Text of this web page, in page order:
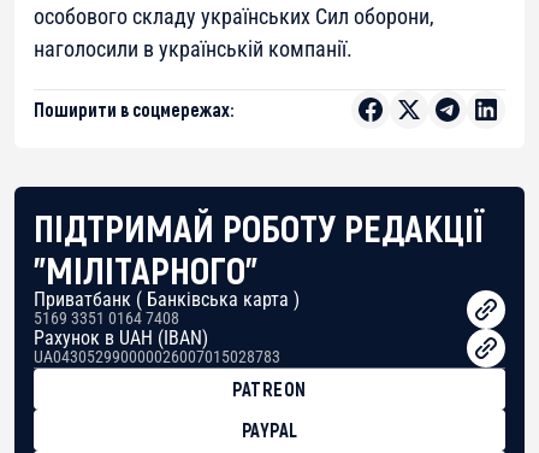
особового складу українських Сил оборони,
наголосили в українській компанії.
Поширити в соцмережах:
ПІДТРИМАЙ РОБОТУ РЕДАКЦІЇ
"МІЛІТАРНОГО"
Приватбанк ( Банківська карта )
5169 3351 0164 7408
Рахунок в UAH (IBAN)
UA043052990000026007015028783
PATREON
PAYPAL